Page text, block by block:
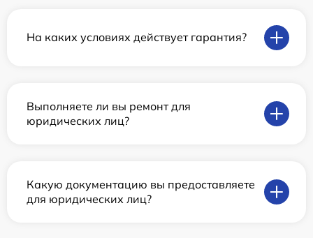
На каких условиях действует гарантия?
Выполняете ли вы ремонт для
юридических лиц?
Какую документацию вы предоставляете
для юридических лиц?